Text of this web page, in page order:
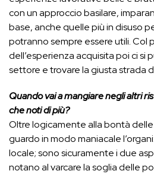
con un approccio basilare,
base, anche quelle più in disuso
potranno sempre essere utili. Col
dell’esperienza acquisita poi ci si
settore e trovare la giusta strada
Quando vai a mangiare negli altri
che noti di più?
Oltre logicamente alla bontà
guardo in modo maniacale
locale; sono sicuramente i due
notano al varcare la soglia delle